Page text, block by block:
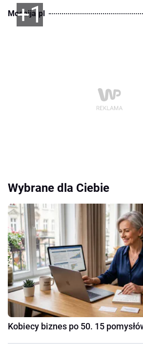
+1
Modaija.pl
Wybrane dla Ciebie
Kobiecy biznes po 50. 15